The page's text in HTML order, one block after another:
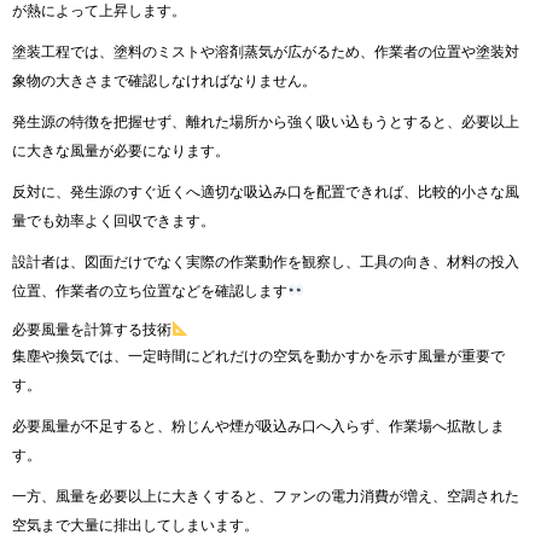
が熱によって上昇します。
塗装工程では、塗料のミストや溶剤蒸気が広がるため、作業者の位置や塗装対
象物の大きさまで確認しなければなりません。
発生源の特徴を把握せず、離れた場所から強く吸い込もうとすると、必要以上
に大きな風量が必要になります。
反対に、発生源のすぐ近くへ適切な吸込み口を配置できれば、比較的小さな風
量でも効率よく回収できます。
設計者は、図面だけでなく実際の作業動作を観察し、工具の向き、材料の投入
位置、作業者の立ち位置などを確認します
必要風量を計算する技術
集塵や換気では、一定時間にどれだけの空気を動かすかを示す風量が重要で
す。
必要風量が不足すると、粉じんや煙が吸込み口へ入らず、作業場へ拡散しま
す。
一方、風量を必要以上に大きくすると、ファンの電力消費が増え、空調された
空気まで大量に排出してしまいます。